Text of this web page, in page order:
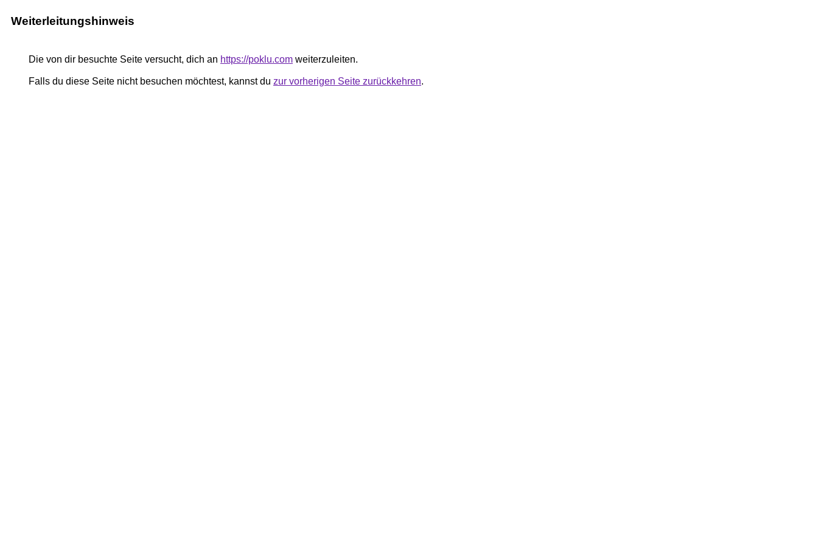
Weiterleitungshinweis
Die von dir besuchte Seite versucht, dich an https://poklu.com weiterzuleiten.
Falls du diese Seite nicht besuchen möchtest, kannst du zur vorherigen Seite zurückkehren.